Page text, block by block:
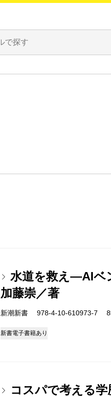
水道を救え―AIベ
加藤崇／著
新潮新書 978-4-10-610973-7
新書電子書籍あり
コスパで考える学